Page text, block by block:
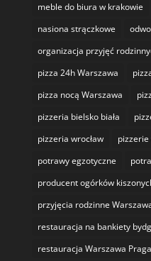
meble do biura w krakowie
nasiona strączkowe
organizacja przyjęć
pizza 24h Warszawa
pizza nocą Warszawa
pizzeria bielsko biała
pizzeria wrocław
potrawy egzotyczne
producent ogórków
przyjęcia rodzinne
restauracja na bankiety
restauracja Warszawa Praga